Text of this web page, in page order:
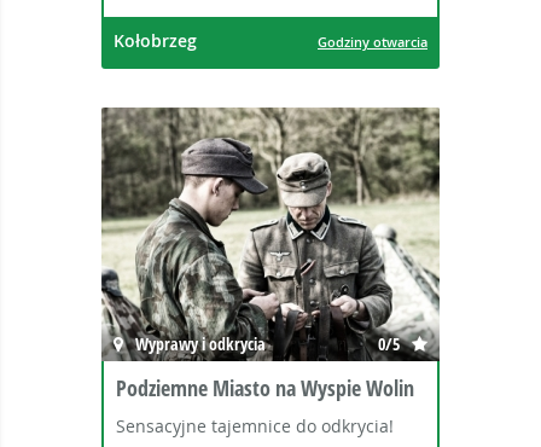
Kołobrzeg Godziny otwarcia
Wyprawy i odkrycia 0/5
Podziemne Miasto na Wyspie Wolin
Sensacyjne tajemnice do odkrycia!